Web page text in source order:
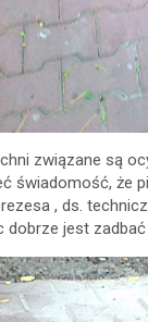
związane są
świadomość, że
, ds.
dobrze jest